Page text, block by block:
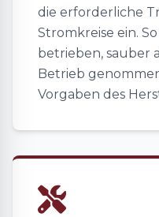
die erforderliche
Stromkreise ein.
betrieben, sauber
Betrieb
Vorgaben des